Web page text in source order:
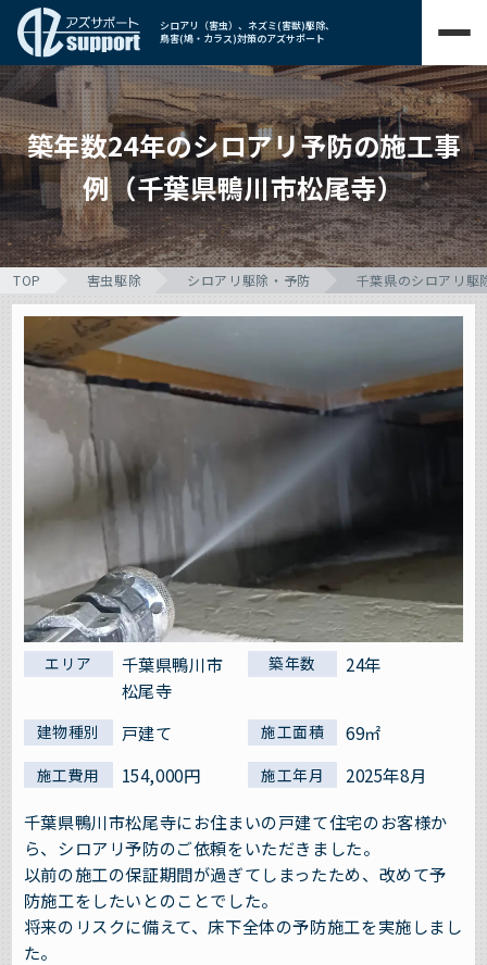
シロアリ（害虫）、ネズミ(害獣)駆除、
鳥害(鳩・カラス)対策のアズサポート
築年数24年のシロアリ予防の施工事
例（千葉県鴨川市松尾寺）
TOP 害虫駆除 シロアリ駆除・予防 千葉県のシロアリ駆
エリア
千葉県鴨川市
松尾寺
築年数 24年
建物種別 戸建て 施工面積 69㎡
施工費用 154,000円 施工年月
2025年8月
千葉県鴨川市松尾寺にお住まいの戸建て住宅のお客様か
ら、シロアリ予防のご依頼をいただきました。
以前の施工の保証期間が過ぎてしまったため、改めて予
防施工をしたいとのことでした。
将来のリスクに備えて、床下全体の予防施工を実施しまし
た。